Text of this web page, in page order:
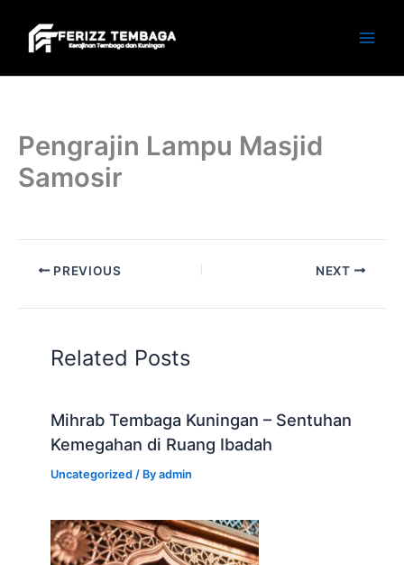
content
Pengrajin Lampu Masjid
Samosir
PREVIOUS NEXT
Related Posts
Mihrab Tembaga Kuningan – Sentuhan
Kemegahan di Ruang Ibadah
Uncategorized / Byadmin